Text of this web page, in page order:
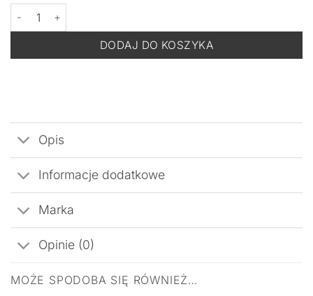
ilość BACK TO COMFORT TOForU - Nawilżająca Wcierka do
DODAJ DO KOSZYKA
Opis
Informacje dodatkowe
Marka
Opinie (0)
MOŻE SPODOBA SIĘ RÓWNIEŻ…